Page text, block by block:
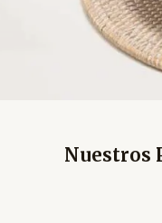
Nuestros